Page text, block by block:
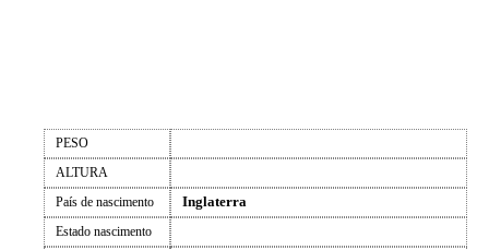
PESO
ALTURA
País de nascimento
Inglaterra
Estado nascimento